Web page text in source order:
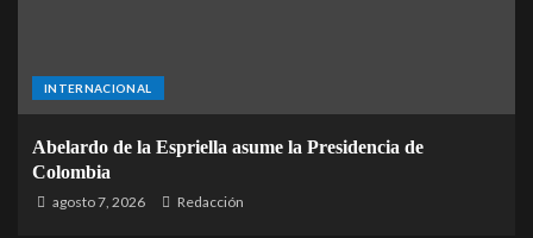
INTERNACIONAL
Abelardo de la Espriella asume la Presidencia de
Colombia
agosto 7, 2026 Redacción